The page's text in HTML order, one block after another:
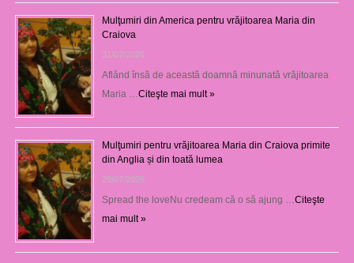
Mulţumiri din America pentru vrăjitoarea Maria din
Craiova
31/07/2026
Aflând însă de această doamnă minunată vrăjitoarea
Maria … Citeşte mai mult »
Mulţumiri pentru vrăjitoarea Maria din Craiova primite
din Anglia și din toată lumea
29/07/2026
Spread the loveNu credeam că o să ajung … Citeşte
mai mult »